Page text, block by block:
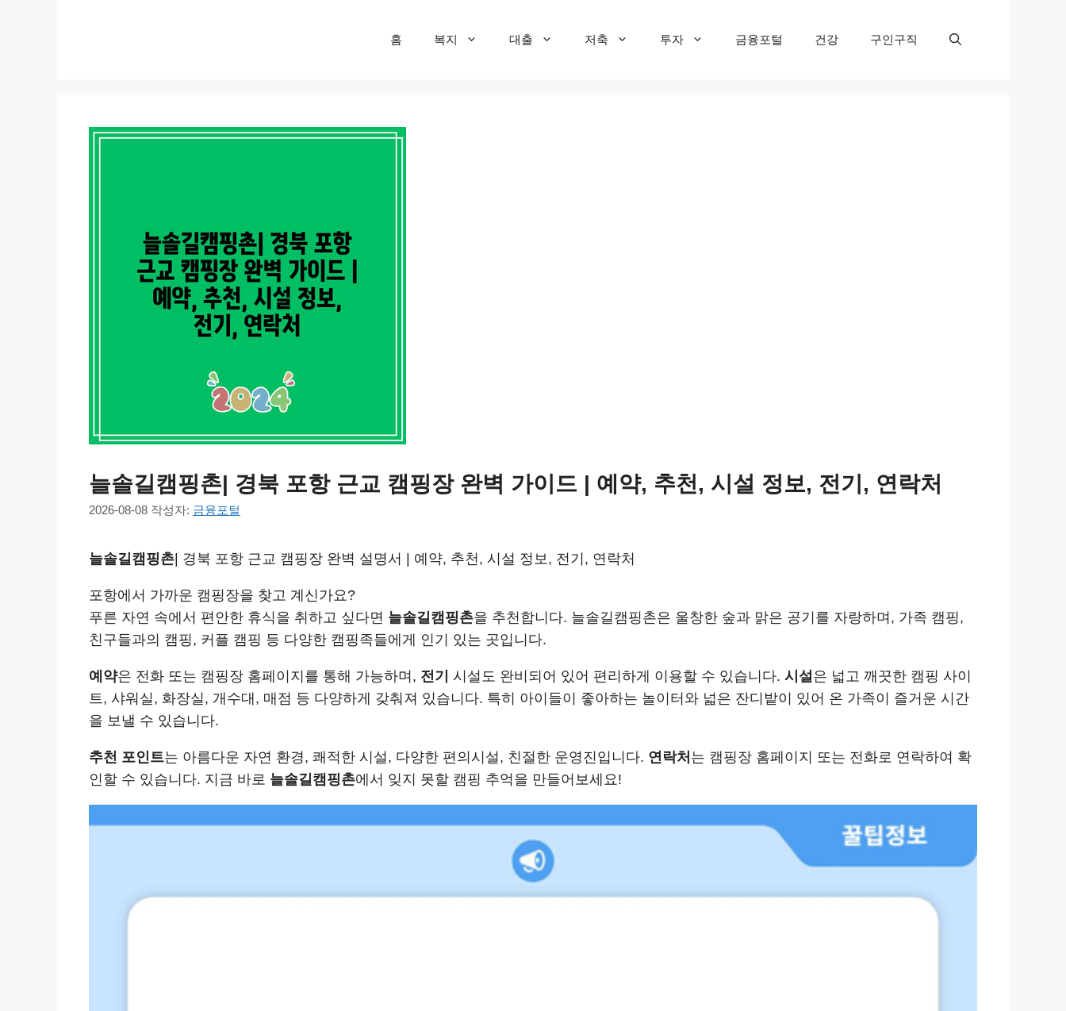
홈 복지 대출 저축 투자 금융포털 건강 구인구직
늘솔길캠핑촌| 경북 포항 근교 캠핑장 완벽 가이드 | 예약, 추천, 시설 정보, 전기, 연락처
2026-08-08 작성자: 금융포털
늘솔길캠핑촌| 경북 포항 근교 캠핑장 완벽 설명서 | 예약, 추천, 시설 정보, 전기, 연락처
포항에서 가까운 캠핑장을 찾고 계신가요?
푸른 자연 속에서 편안한 휴식을 취하고 싶다면 늘솔길캠핑촌을 추천합니다. 늘솔길캠핑촌은 울창한 숲과 맑은 공기를 자랑하며, 가족 캠핑,
친구들과의 캠핑, 커플 캠핑 등 다양한 캠핑족들에게 인기 있는 곳입니다.
예약은 전화 또는 캠핑장 홈페이지를 통해 가능하며, 전기 시설도 완비되어 있어 편리하게 이용할 수 있습니다. 시설 은 넓고 깨끗한 캠핑 사이
트, 샤워실, 화장실, 개수대, 매점 등 다양하게 갖춰져 있습니다. 특히 아이들이 좋아하는 놀이터와 넓은 잔디밭이 있어 온 가족이 즐거운 시간
을 보낼 수 있습니다.
추천 포인트는 아름다운 자연 환경, 쾌적한 시설, 다양한 편의시설, 친절한 운영진입니다. 연락처 는 캠핑장 홈페이지 또는 전화로 연락하여 확
인할 수 있습니다. 지금 바로 늘솔길캠핑촌에서 잊지 못할 캠핑 추억을 만들어보세요!